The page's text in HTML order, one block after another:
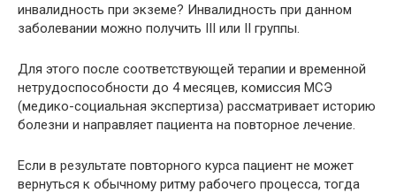
инвалидность при экземе? Инвалидность при данном
заболевании можно получить III или II группы.
Для этого после соответствующей терапии и временной
нетрудоспособности до 4 месяцев, комиссия МСЭ
(медико-социальная экспертиза) рассматривает историю
болезни и направляет пациента на повторное лечение.
Если в результате повторного курса пациент не может
вернуться к обычному ритму рабочего процесса, тогда